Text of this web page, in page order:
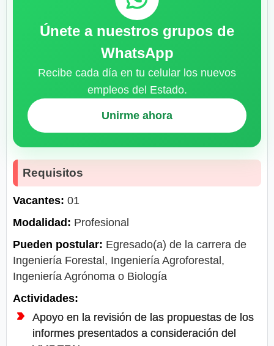
Únete a nuestros grupos de
WhatsApp
Recibe cada día en tu celular los nuevos
empleos del Estado.
Unirme ahora
Requisitos
Vacantes: 01
Modalidad: Profesional
Pueden postular: Egresado(a) de la carrera de
Ingeniería Forestal, Ingeniería Agroforestal,
Ingeniería Agrónoma o Biología
Actividades:
Apoyo en la revisión de las propuestas de los
informes presentados a consideración del